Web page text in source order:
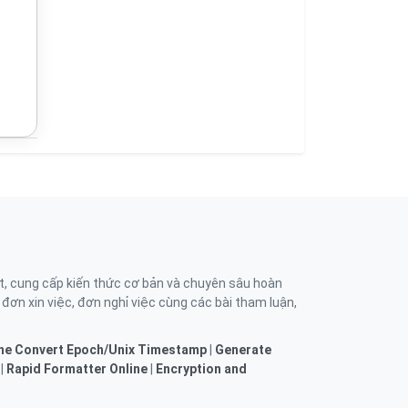
cung cấp kiến thức cơ bản và chuyên sâu hoàn
xin việc, đơn nghỉ việc cùng các bài tham luận,
Convert Epoch/Unix Timestamp
Generate
Rapid Formatter Online Encryption and